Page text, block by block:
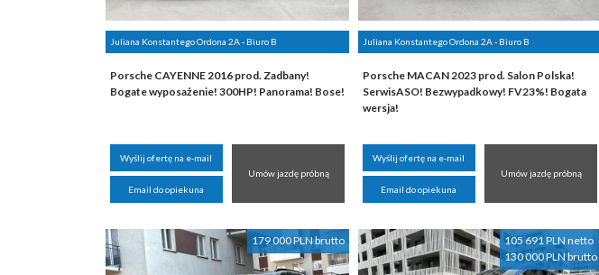
Juliana Konstantego Ordona 2A - Biuro B
Porsche CAYENNE 2016 prod. Zadbany!
Bogate wyposażenie! 300HP! Panorama! Bose!
Wyślij ofertę na e-mail
Email do opiekuna
Umów jazdę próbną
Juliana Konstantego Ordona 2A - Biuro B
Porsche MACAN 2023 prod. Salon Polska!
SerwisASO! Bezwypadkowy! FV23%! Bogata
wersja!
Wyślij ofertę na e-mail
Email do opiekuna
Umów jazdę próbną
179 000 PLN brutto
105 691 PLN netto
130 000 PLN brutto